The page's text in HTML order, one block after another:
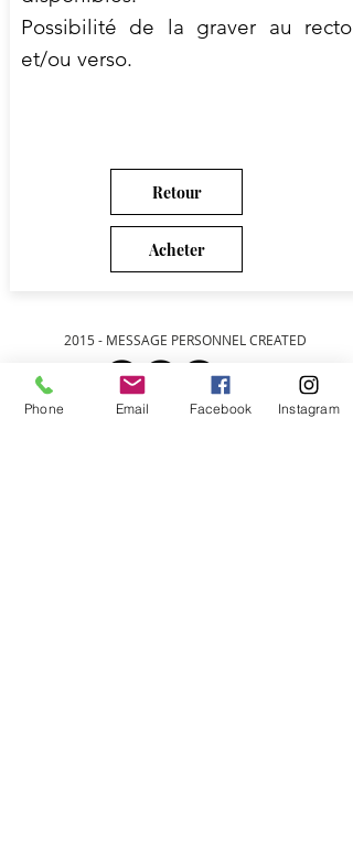
Possibilité de la graver au recto
et/ou verso.
Retour
Acheter
2015 - MESSAGE PERSONNEL CREATED
Phone Email Facebook Instagram